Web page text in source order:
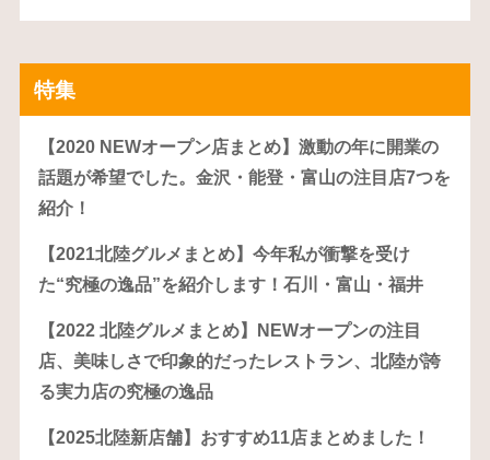
特集
【2020 NEWオープン店まとめ】激動の年に開業の
話題が希望でした。金沢・能登・富山の注目店7つを
紹介！
【2021北陸グルメまとめ】今年私が衝撃を受け
た“究極の逸品”を紹介します！石川・富山・福井
【2022 北陸グルメまとめ】NEWオープンの注目
店、美味しさで印象的だったレストラン、北陸が誇
る実力店の究極の逸品
【2025北陸新店舗】おすすめ11店まとめました！